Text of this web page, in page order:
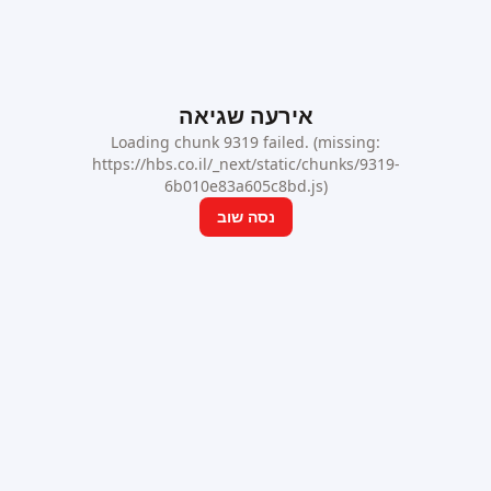
אירעה שגיאה
Loading chunk 9319 failed. (missing:
https://hbs.co.il/_next/static/chunks/9319-
6b010e83a605c8bd.js)